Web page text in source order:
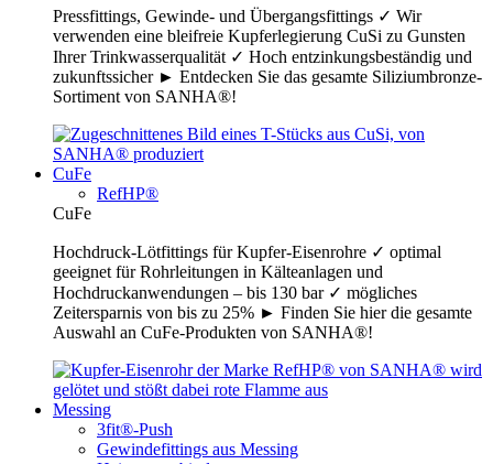
Pressfittings, Gewinde- und Übergangsfittings ✓ Wir
verwenden eine bleifreie Kupferlegierung CuSi zu Gunsten
Ihrer Trinkwasserqualität ✓ Hoch entzinkungsbeständig und
zukunftssicher ► Entdecken Sie das gesamte Siliziumbronze-
Sortiment von SANHA®!
CuFe
RefHP®
CuFe
Hochdruck-Lötfittings für Kupfer-Eisenrohre ✓ optimal
geeignet für Rohrleitungen in Kälteanlagen und
Hochdruckanwendungen – bis 130 bar ✓ mögliches
Zeitersparnis von bis zu 25% ► Finden Sie hier die gesamte
Auswahl an CuFe-Produkten von SANHA®!
Messing
3fit®-Push
Gewindefittings aus Messing